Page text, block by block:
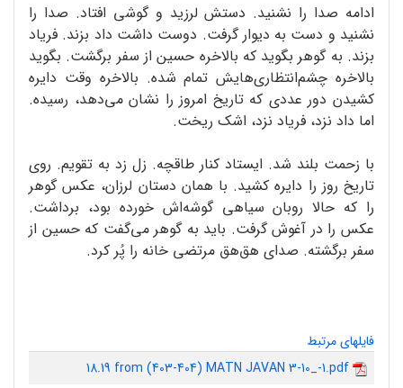
ادامه صدا را نشنید. دستش لرزید و گوشی افتاد. صدا را
نشنید و دست به دیوار گرفت. دوست داشت داد بزند. فریاد
بزند. به گوهر بگوید که بالاخره حسین از سفر برگشت. بگوید
بالاخره چشم‌انتظاری‌هایش تمام شده. بالاخره وقت دایره
کشیدن دور عددی که تاریخ امروز را نشان می‌دهد، رسیده.
اما داد نزد، فریاد نزد، اشک ریخت.
با زحمت بلند شد. ایستاد کنار طاقچه. زل زد به تقویم. روی
تاریخ روز را دایره کشید. با همان دستان لرزان، عکس گوهر
را که حالا روبان سیاهی گوشه‌اش خورده بود، برداشت.
عکس را در آغوش گرفت. باید به گوهر می‌گفت که حسین از
سفر برگشته. صدای هق‌هق مرتضی خانه را پُر کرد.
فایلهای مرتبط
18.19 from (403-404) MATN JAVAN 3-10_-1.pdf